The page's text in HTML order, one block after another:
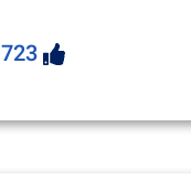
723